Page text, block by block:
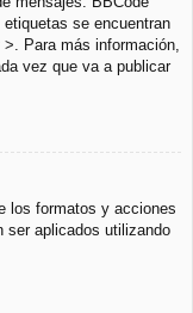
se encuentran
Para más información,
vez que va a publicar
los formatos y acciones
ser aplicados utilizando